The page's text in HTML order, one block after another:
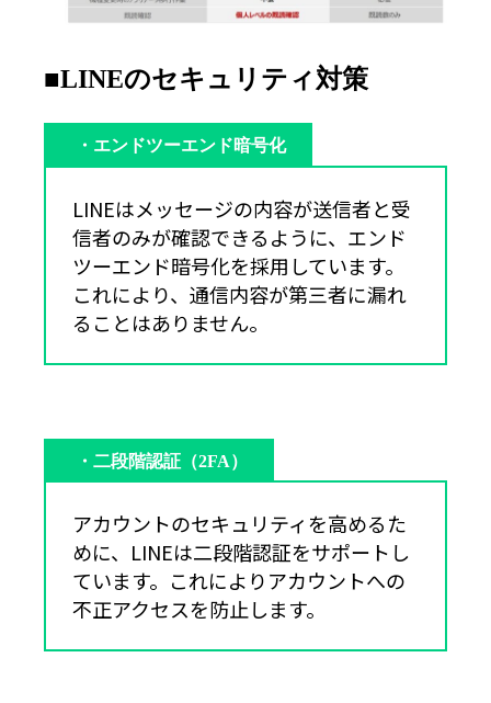
■LINEのセキュリティ対策
・エンドツーエンド暗号化
LINEはメッセージの内容が送信者と受
信者のみが確認できるように、エンド
ツーエンド暗号化を採用しています。
これにより、通信内容が第三者に漏れ
ることはありません。
・二段階認証（2FA）
アカウントのセキュリティを高めるた
めに、LINEは二段階認証をサポートし
ています。これによりアカウントへの
不正アクセスを防止します。